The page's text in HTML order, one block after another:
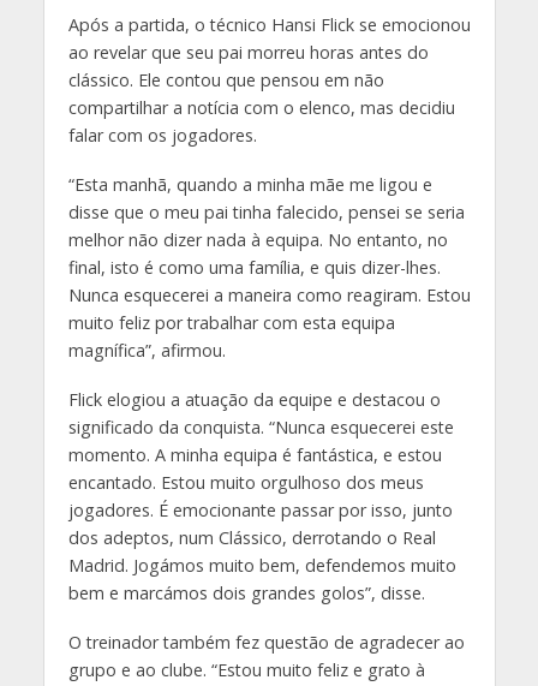
Após a partida, o técnico Hansi Flick se emocionou
ao revelar que seu pai morreu horas antes do
clássico. Ele contou que pensou em não
compartilhar a notícia com o elenco, mas decidiu
falar com os jogadores.
“Esta manhã, quando a minha mãe me ligou e
disse que o meu pai tinha falecido, pensei se seria
melhor não dizer nada à equipa. No entanto, no
final, isto é como uma família, e quis dizer-lhes.
Nunca esquecerei a maneira como reagiram. Estou
muito feliz por trabalhar com esta equipa
magnífica”, afirmou.
Flick elogiou a atuação da equipe e destacou o
significado da conquista. “Nunca esquecerei este
momento. A minha equipa é fantástica, e estou
encantado. Estou muito orgulhoso dos meus
jogadores. É emocionante passar por isso, junto
dos adeptos, num Clássico, derrotando o Real
Madrid. Jogámos muito bem, defendemos muito
bem e marcámos dois grandes golos”, disse.
O treinador também fez questão de agradecer ao
grupo e ao clube. “Estou muito feliz e grato à